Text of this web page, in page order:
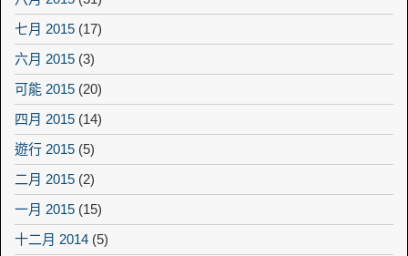
七月 2015 (17)
六月 2015 (3)
可能 2015 (20)
四月 2015 (14)
遊行 2015 (5)
二月 2015 (2)
一月 2015 (15)
十二月 2014 (5)